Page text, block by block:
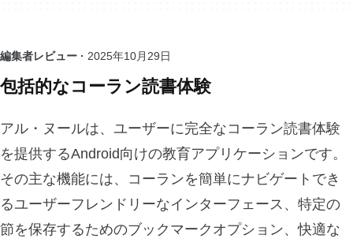
編集者レビュー · 2025年10月29日
包括的なコーラン読書体験
アル・ヌールは、ユーザーに完全なコーラン読書体験
を提供するAndroid向けの教育アプリケーションです。
その主な機能には、コーランを簡単にナビゲートでき
るユーザーフレンドリーなインターフェース、特定の
節を保存するためのブックマークオプション、快適な